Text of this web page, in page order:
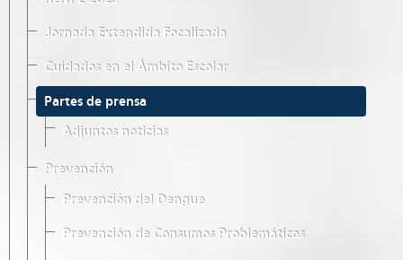
Jornada Extendida Focalizada
Cuidados en el Ámbito Escolar
Partes de prensa
Adjuntos noticias
Prevención
Prevención del Dengue
Prevención de Consumos Problemáticos